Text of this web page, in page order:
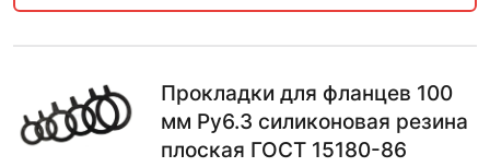
Прокладки для фланцев 100
мм Ру6.3 силиконовая резина
плоская ГОСТ 15180-86